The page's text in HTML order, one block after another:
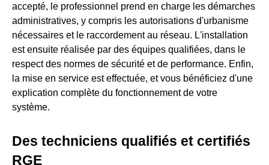
accepté, le professionnel prend en charge les démarches
administratives, y compris les autorisations d'urbanisme
nécessaires et le raccordement au réseau. L'installation
est ensuite réalisée par des équipes qualifiées, dans le
respect des normes de sécurité et de performance. Enfin,
la mise en service est effectuée, et vous bénéficiez d'une
explication complète du fonctionnement de votre
système.
Des techniciens qualifiés et certifiés
RGE